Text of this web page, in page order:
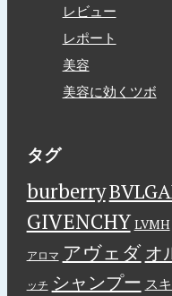
レビュー
レポート
美容
美容に効くツボ
タグ
burberry
GIVENCHY LVMH
アロマ アヴェダ オ
ッチ シャンプー ス